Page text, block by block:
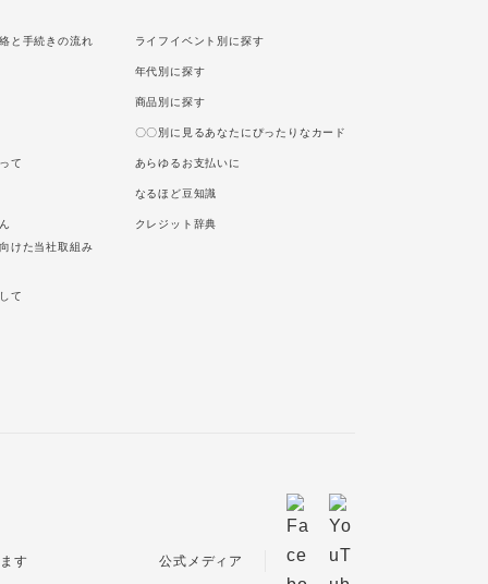
と手続きの流れ
て
けた当社取組み
て
ライフイベント別に探す
年代別に探す
商品別に探す
〇〇別に見るあなたにぴったりなカード
あらゆるお支払いに
なるほど豆知識
クレジット辞典
公式メディア